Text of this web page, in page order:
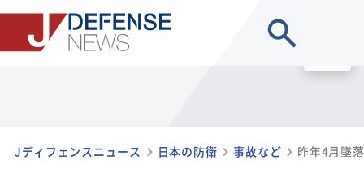
Jディフェンスニュース 日本の防衛 事故など